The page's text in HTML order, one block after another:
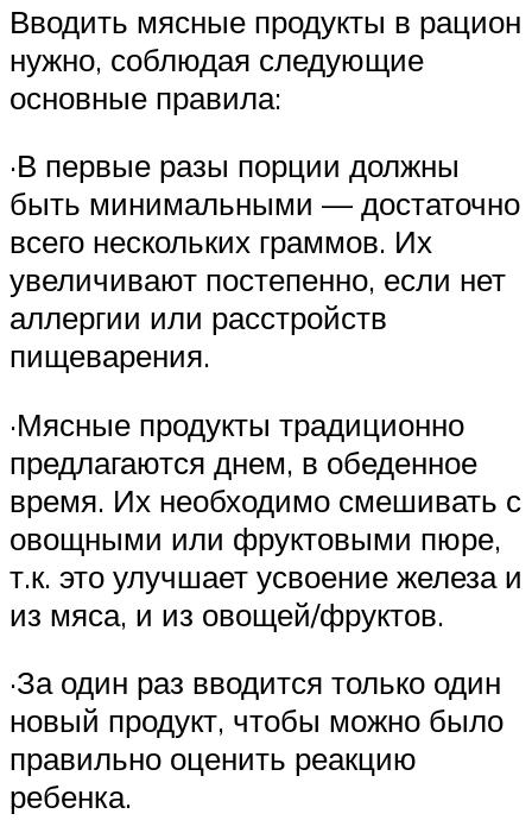
Вводить мясные продукты в рацион
нужно, соблюдая следующие
основные правила:
·В первые разы порции должны
быть минимальными — достаточно
всего нескольких граммов. Их
увеличивают постепенно, если нет
аллергии или расстройств
пищеварения.
·Мясные продукты традиционно
предлагаются днем, в обеденное
время. Их необходимо смешивать с
овощными или фруктовыми пюре,
т.к. это улучшает усвоение железа и
из мяса, и из овощей/фруктов.
·За один раз вводится только один
новый продукт, чтобы можно было
правильно оценить реакцию
ребенка.